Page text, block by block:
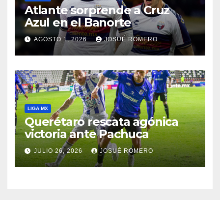
Atlante sorprende a Cruz
Azul en el Banorte
AGOSTO 1, 2026 JOSUÉ ROMERO
LIGA MX
Querétaro rescata agónica
victoria ante Pachuca
JULIO 26, 2026 JOSUÉ ROMERO